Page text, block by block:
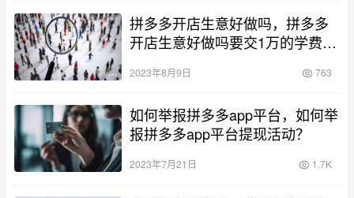
拼多多开店生意好做吗，拼多多
开店生意好做吗要交1万的学费
2023年8月9日 763
如何举报拼多多app平台，如何举
报拼多多app平台提现活动？
2023年7月21日 1.7K